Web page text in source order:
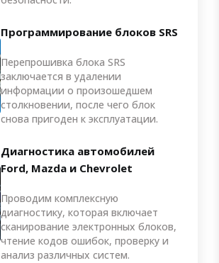
Программирование блоков SRS
Перепрошивка блока SRS
заключается в удалении
информации о произошедшем
столкновении, после чего блок
снова пригоден к эксплуатации.
Диагностика автомобилей
Ford, Mazda и Chevrolet
Проводим комплексную
диагностику, которая включает
сканирование электронных блоков,
чтение кодов ошибок, проверку и
анализ различных систем.